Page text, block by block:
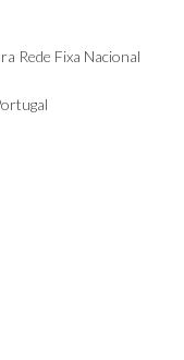
Rede Fixa Nacional